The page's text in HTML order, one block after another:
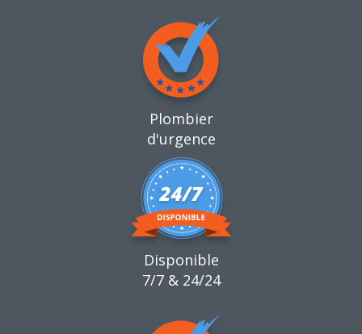
Plombier
d'urgence
Disponible
7/7 & 24/24